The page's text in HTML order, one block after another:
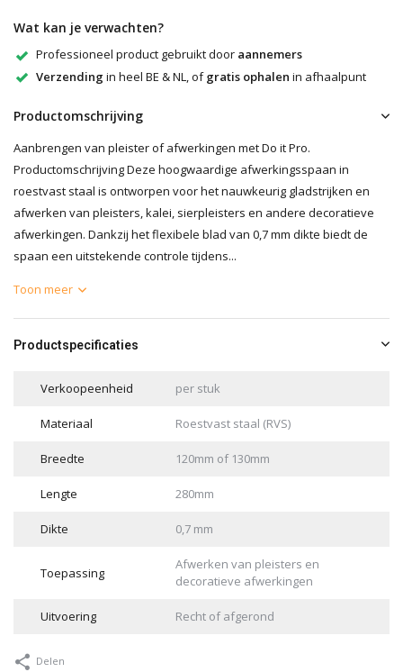
Wat kan je verwachten?
Professioneel product gebruikt door aannemers
Verzending in heel BE & NL, ofgratis ophalen in afhaalpunt
Productomschrijving
Aanbrengen van pleister of afwerkingen met Do it Pro.
Productomschrijving Deze hoogwaardige afwerkingsspaan in
roestvast staal is ontworpen voor het nauwkeurig gladstrijken en
afwerken van pleisters, kalei, sierpleisters en andere decoratieve
afwerkingen. Dankzij het flexibele blad van 0,7 mm dikte biedt de
spaan een uitstekende controle tijdens...
Toon meer
Productspecificaties
Verkoopeenheid per stuk
Materiaal Roestvast staal (RVS)
Breedte 120mm of 130mm
Lengte 280mm
Dikte 0,7 mm
Toepassing
Afwerken van pleisters en
decoratieve afwerkingen
Uitvoering Recht of afgerond
Delen